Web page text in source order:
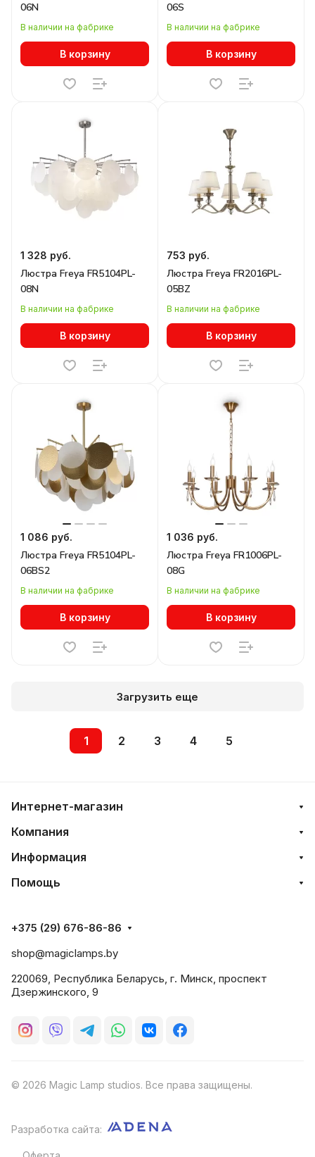
06N
В наличии на фабрике
В корзину
06S
В наличии на фабрике
В корзину
1 328 руб.
Люстра Freya FR5104PL-
08N
В наличии на фабрике
В корзину
753 руб.
Люстра Freya FR2016PL-
05BZ
В наличии на фабрике
В корзину
1 086 руб.
Люстра Freya FR5104PL-
06BS2
В наличии на фабрике
В корзину
1 036 руб.
Люстра Freya FR1006PL-
08G
В наличии на фабрике
В корзину
Загрузить еще
1 2 3 4 5
Интернет-магазин
Компания
Информация
Помощь
+375 (29) 676-86-86
shop@magiclamps.by
220069, Республика Беларусь, г. Минск, проспект
Дзержинского, 9
© 2026 Magic Lamp studios. Все права защищены.
Разработка сайта: